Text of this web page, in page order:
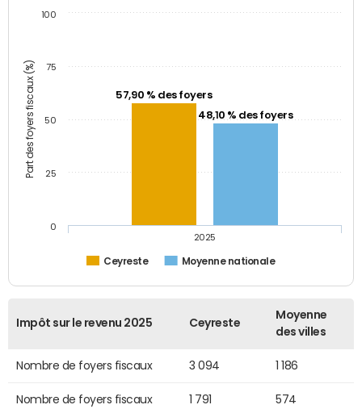
Part des foyers fiscaux (%)
57,90 % des foyers
48,10 % des foyers
Ceyreste Moyenne nationale
2025
0
25
50
75
100
Impôt sur le revenu 2025 Ceyreste
Moyenne
des villes
Nombre de foyers fiscaux 3 094 1 186
Nombre de foyers fiscaux
1 791 574